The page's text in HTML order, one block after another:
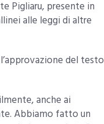
Pigliaru, presente in
alle leggi di altre
del testo
anche ai
Abbiamo fatto un